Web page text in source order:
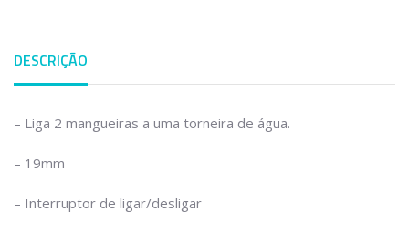
DESCRIÇÃO
– Liga 2 mangueiras a uma torneira de água.
– 19mm
– Interruptor de ligar/desligar